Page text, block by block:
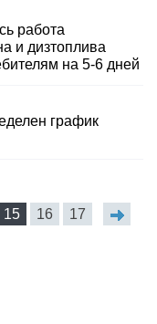
работа
и дизтоплива
на 5-6 дней
график
15 16 17